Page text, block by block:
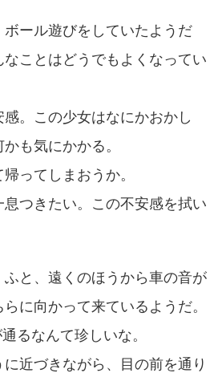
ール遊びをしていたようだ
ことはどうでもよくなってい
。この少女はなにかおかし
も気にかかる。
ってしまおうか。
つきたい。この不安感を拭い
と、遠くのほうから車の音が
に向かって来ているようだ。
るなんて珍しいな。
近づきながら、目の前を通り